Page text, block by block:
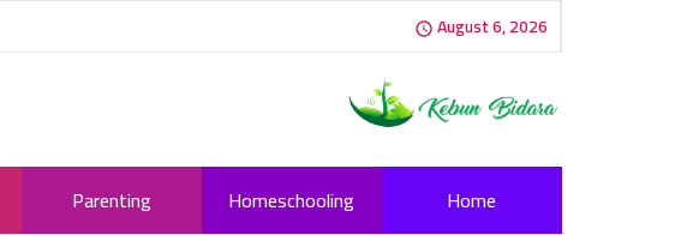
August 6, 2026
Home
Homeschooling
Parenting